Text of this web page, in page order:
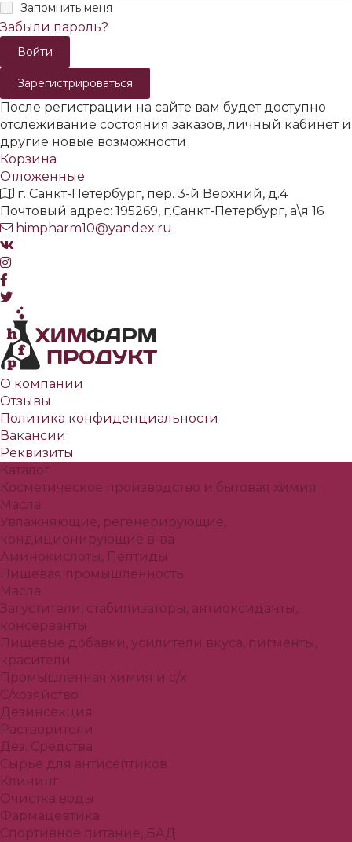
Запомнить меня
Забыли пароль?
Зарегистрироваться
После регистрации на сайте вам будет доступно
отслеживание состояния заказов, личный кабинет и
другие новые возможности
Корзина
Отложенные
г. Санкт-Петербург, пер. 3-й Верхний, д.4
Почтовый адрес: 195269, г.Санкт-Петербург, а\я 16
himpharm10@yandex.ru
О компании
Отзывы
Политика конфиденциальности
Вакансии
Реквизиты
Каталог
Косметическое производство и бытовая химия
Масла
Увлажняющие, регенерирующие,
кондиционирующие в-ва
Аминокислоты, Пептиды
Пищевая промышленность
Масла
Загустители, стабилизаторы, антиоксиданты,
консерванты
Пищевые добавки, усилители вкуса, пигменты,
красители
Промышленная химия и с/х
С/хозяйство
Дезинсекция
Растворители
Дез. Средства
Сырье для антисептиков
Клининг
Очистка воды
Фармацевтика
Спортивное питание, БАД